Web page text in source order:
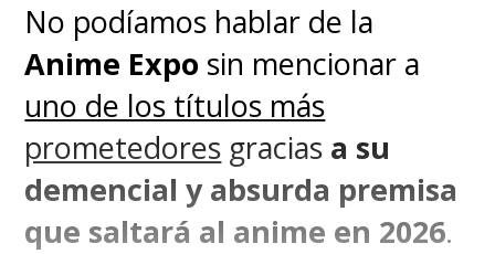
No podíamos hablar de la
Anime Expo sin mencionar a
uno de los títulos más
prometedores gracias a su
demencial y absurda premisa
que saltará al anime en 2026.